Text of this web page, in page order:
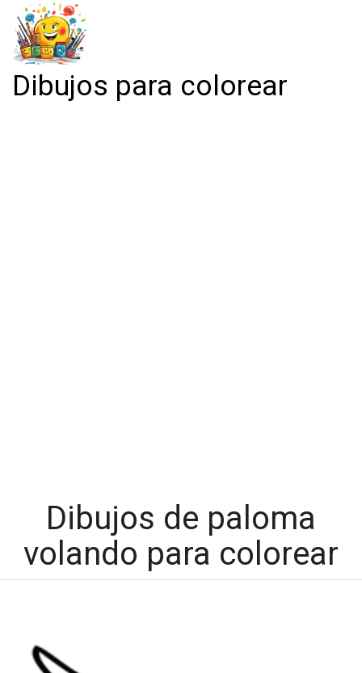
Dibujos para colorear
Dibujos de paloma
volando para colorear